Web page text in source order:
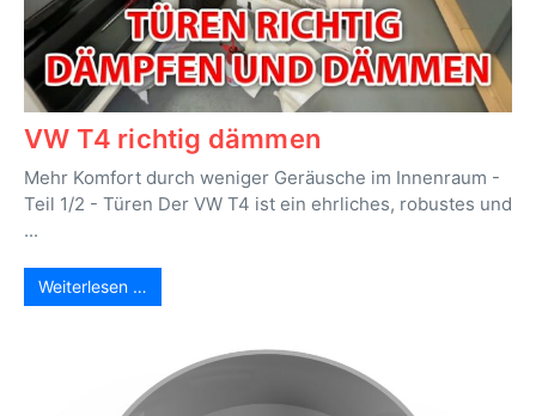
VW T4 richtig dämmen
Mehr Komfort durch weniger Geräusche im Innenraum -
Teil 1/2 - Türen Der VW T4 ist ein ehrliches, robustes und
...
Weiterlesen …